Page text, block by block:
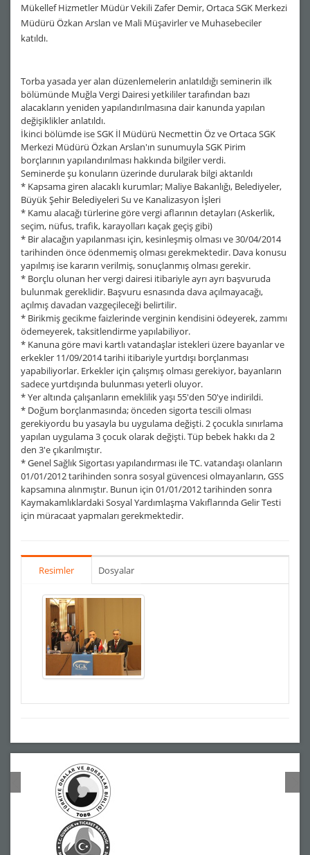
Mükellef Hizmetler Müdür Vekili Zafer Demir, Ortaca SGK Merkezi
Müdürü Özkan Arslan ve Mali Müşavirler ve Muhasebeciler
katıldı.
Torba yasada yer alan düzenlemelerin anlatıldığı seminerin ilk
bölümünde Muğla Vergi Dairesi yetkililer tarafından bazı
alacakların yeniden yapılandırılmasına dair kanunda yapılan
değişiklikler anlatıldı.
İkinci bölümde ise SGK İl Müdürü Necmettin Öz ve Ortaca SGK
Merkezi Müdürü Özkan Arslan'ın sunumuyla SGK Pirim
borçlarının yapılandırılması hakkında bilgiler verdi.
Seminerde şu konuların üzerinde durularak bilgi aktarıldı
* Kapsama giren alacaklı kurumlar; Maliye Bakanlığı, Belediyeler,
Büyük Şehir Belediyeleri Su ve Kanalizasyon İşleri
* Kamu alacağı türlerine göre vergi aflarının detayları (Askerlik,
seçim, nüfus, trafik, karayolları kaçak geçiş gibi)
* Bir alacağın yapılanması için, kesinleşmiş olması ve 30/04/2014
tarihinden önce ödenmemiş olması gerekmektedir. Dava konusu
yapılmış ise kararın verilmiş, sonuçlanmış olması gerekir.
* Borçlu olunan her vergi dairesi itibariyle ayrı ayrı başvuruda
bulunmak gereklidir. Başvuru esnasında dava açılmayacağı,
açılmış davadan vazgeçileceği belirtilir.
* Birikmiş gecikme faizlerinde verginin kendisini ödeyerek, zammı
ödemeyerek, taksitlendirme yapılabiliyor.
* Kanuna göre mavi kartlı vatandaşlar istekleri üzere bayanlar ve
erkekler 11/09/2014 tarihi itibariyle yurtdışı borçlanması
yapabiliyorlar. Erkekler için çalışmış olması gerekiyor, bayanların
sadece yurtdışında bulunması yeterli oluyor.
* Yer altında çalışanların emeklilik yaşı 55'den 50'ye indirildi.
* Doğum borçlanmasında; önceden sigorta tescili olması
gerekiyordu bu yasayla bu uygulama değişti. 2 çocukla sınırlama
yapılan uygulama 3 çocuk olarak değişti. Tüp bebek hakkı da 2
den 3'e çıkarılmıştır.
* Genel Sağlık Sigortası yapılandırması ile TC. vatandaşı olanların
01/01/2012 tarihinden sonra sosyal güvencesi olmayanların, GSS
kapsamına alınmıştır. Bunun için 01/01/2012 tarihinden sonra
Kaymakamlıklardaki Sosyal Yardımlaşma Vakıflarında Gelir Testi
için müracaat yapmaları gerekmektedir.
Resimler Dosyalar